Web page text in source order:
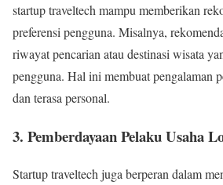
startup traveltech mampu memberikan
preferensi pengguna. Misalnya,
riwayat pencarian atau destinasi wisata
pengguna. Hal ini membuat pengalaman
dan terasa personal.
3. Pemberdayaan Pelaku Usaha
Startup traveltech juga berperan dalam